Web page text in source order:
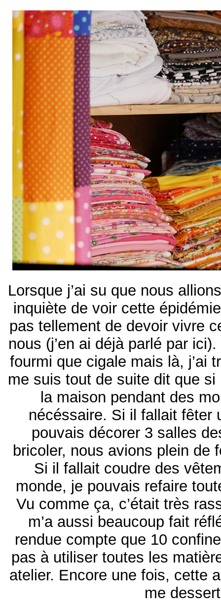
Lorsque j’ai su que nous
inquiète de voir cette
pas tellement de devoir vivre
nous (j’en ai déjà parlé par
fourmi que cigale mais là, j’ai
me suis tout de suite dit que si
la maison pendant des
nécéssaire. Si il fallait fêter
pouvais décorer 3 salles
bricoler, nous avions plein de
Si il fallait coudre des
monde, je pouvais refaire
Vu comme ça, c’était très
m’a aussi beaucoup fait
rendue compte que 10
pas à utiliser toutes les
atelier. Encore une fois, cette
me